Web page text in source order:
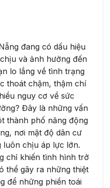
đang có dấu hiệu
và ảnh hưởng đến
lo lắng về tình trạng
thoát chậm, thậm chí
nguy cơ về sức
Đây là những vấn
thành phố năng động
nơi mật độ dân cư
luôn chịu áp lực lớn.
chỉ khiến tình hình trở
thể gây ra những thiệt
để những phiền toái